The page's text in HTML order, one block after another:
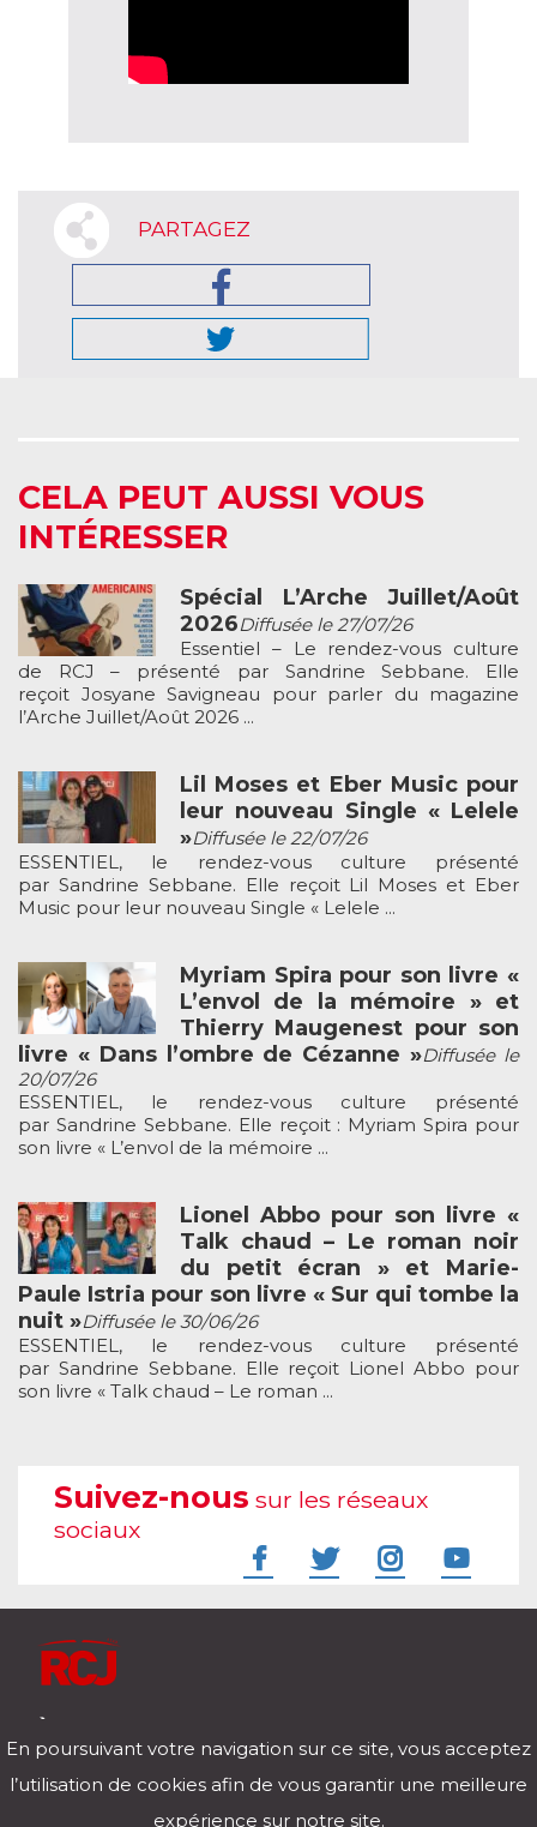
PARTAGEZ
CELA PEUT AUSSI VOUS
INTÉRESSER
Spécial L’Arche Juillet/Août
2026Diffusée le 27/07/26
Essentiel – Le rendez-vous culture
de RCJ – présenté par Sandrine Sebbane. Elle
reçoit Josyane Savigneau pour parler du magazine
l’Arche Juillet/Août 2026 ...
Lil Moses et Eber Music pour
leur nouveau Single « Lelele
»Diffusée le 22/07/26
ESSENTIEL, le rendez-vous culture présenté
par Sandrine Sebbane. Elle reçoit Lil Moses et Eber
Music pour leur nouveau Single « Lelele ...
Myriam Spira pour son livre «
L’envol de la mémoire » et
Thierry Maugenest pour son
livre « Dans l’ombre de Cézanne »Diffusée le
20/07/26
ESSENTIEL, le rendez-vous culture présenté
par Sandrine Sebbane. Elle reçoit : Myriam Spira pour
son livre « L’envol de la mémoire ...
Lionel Abbo pour son livre «
Talk chaud – Le roman noir
du petit écran » et Marie-
Paule Istria pour son livre « Sur qui tombe la
nuit »Diffusée le 30/06/26
ESSENTIEL, le rendez-vous culture présenté
par Sandrine Sebbane. Elle reçoit Lionel Abbo pour
son livre « Talk chaud – Le roman ...
Suivez-nous sur les réseaux
sociaux
Télécharger notre application pour iOs et Android
En poursuivant votre navigation sur ce site, vous acceptez
l’utilisation de cookies afin de vous garantir une meilleure
expérience sur notre site.